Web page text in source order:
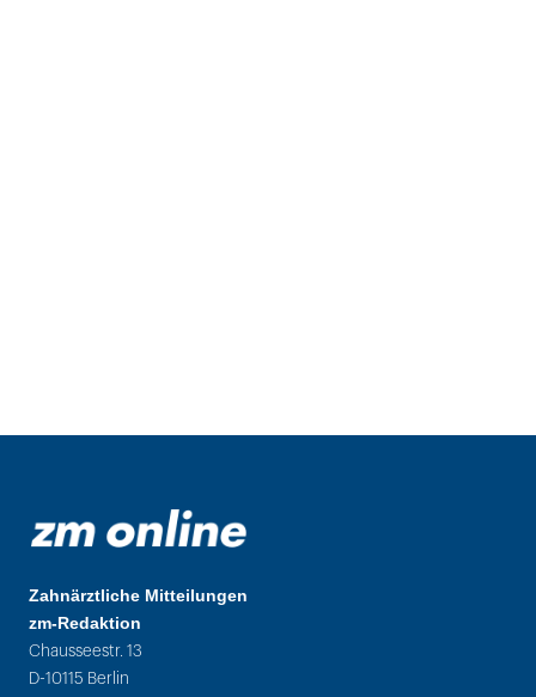
Zahnärztliche Mitteilungen
zm-Redaktion
Chausseestr. 13
D-10115 Berlin